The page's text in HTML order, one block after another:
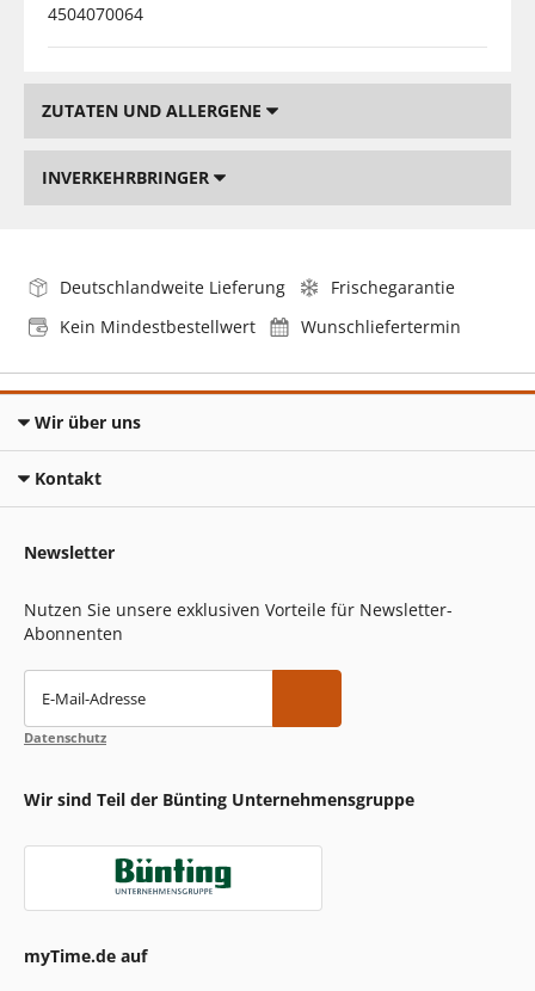
4504070064
ZUTATEN UND ALLERGENE
INVERKEHRBRINGER
Deutschlandweite Lieferung
Frischegarantie
Kein Mindestbestellwert
Wunschliefertermin
Wir über uns
Kontakt
Newsletter
Nutzen Sie unsere exklusiven Vorteile für Newsletter-
Abonnenten
E-Mail-Adresse
Datenschutz
Wir sind Teil der Bünting Unternehmensgruppe
myTime.de auf